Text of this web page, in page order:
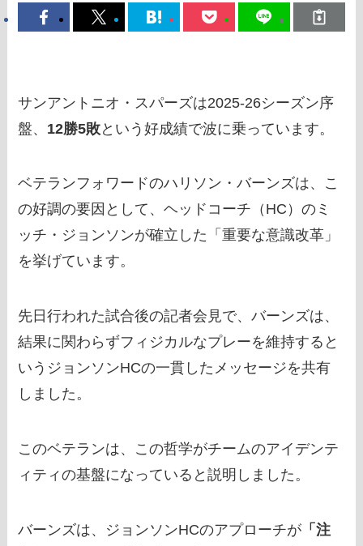
サンアントニオ・スパーズは2025-26シーズン序
盤、 12勝5敗という好成績で波に乗っています。
ベテランフォワードのハリソン・バーンズは、こ
の好調の要因として、ヘッドコーチ（HC）のミ
ッチ・ジョンソンが確立した「重要な意識改革」
を挙げています。
先日行われた試合後の記者会見で、バーンズは、
結果に関わらずフィジカルなプレーを維持すると
いうジョンソンHCの一貫したメッセージを共有
しました。
このベテランは、この哲学がチームのアイデンテ
ィティの基盤になっていると説明しました。
バーンズは、ジョンソンHCのアプローチが 「注